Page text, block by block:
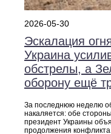
2026-05-30
Эскалация
Украина
обстрелы, а
оборону ещё
За последнюю неделю
накаляется: обе
президент Украины
продолжения